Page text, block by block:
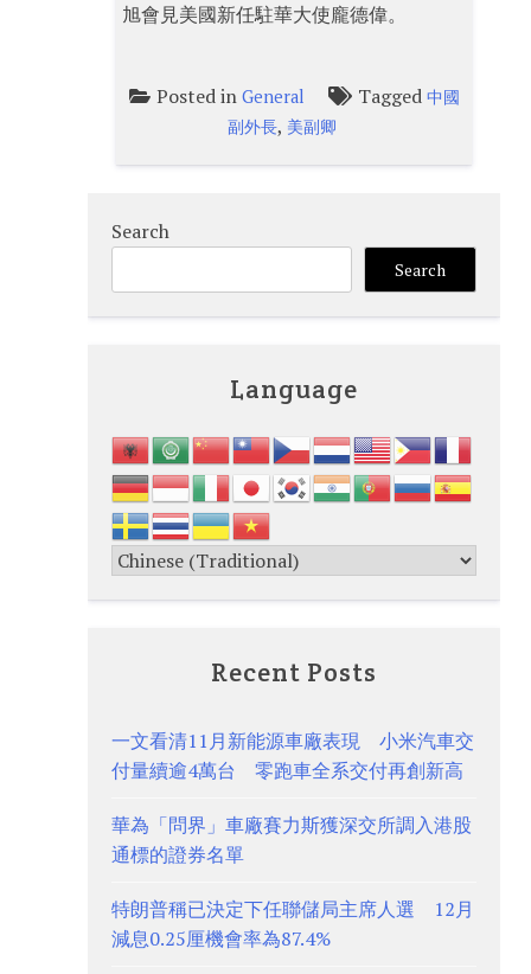
旭會見美國新任駐華大使龐德偉。
Posted in General Tagged 中國
副外長, 美副卿
Search
Search
Language
Recent Posts
一文看清11月新能源車廠表現 小米汽車交
付量續逾4萬台 零跑車全系交付再創新高
華為「問界」車廠賽力斯獲深交所調入港股
通標的證券名單
特朗普稱已決定下任聯儲局主席人選 12月
減息0.25厘機會率為87.4%